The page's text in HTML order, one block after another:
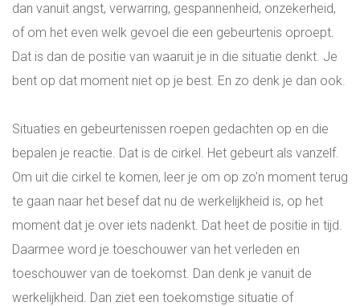
dan vanuit angst, verwarring, gespannenheid, onzekerheid,
of om het even welk gevoel die een gebeurtenis oproept.
Dat is dan de positie van waaruit je in die situatie denkt. Je
bent op dat moment niet op je best. En zo denk je dan ook.
Situaties en gebeurtenissen roepen gedachten op en die
bepalen je reactie. Dat is de cirkel. Het gebeurt als vanzelf.
Om uit die cirkel te komen, leer je om op zo’n moment terug
te gaan naar het besef dat nu de werkelijkheid is, op het
moment dat je over iets nadenkt. Dat heet de positie in tijd.
Daarmee word je toeschouwer van het verleden en
toeschouwer van de toekomst. Dan denk je vanuit de
werkelijkheid. Dan ziet een toekomstige situatie of